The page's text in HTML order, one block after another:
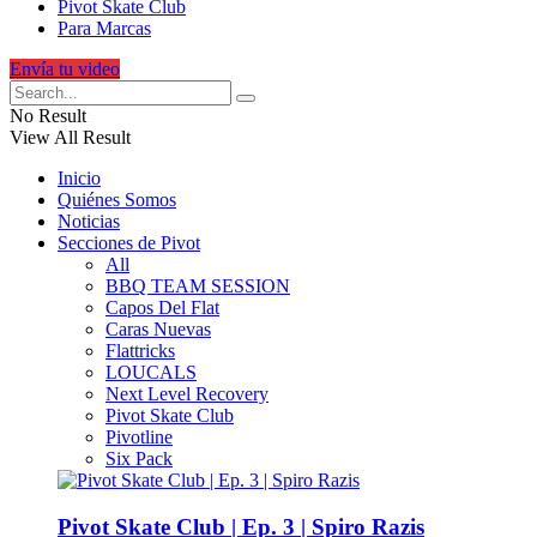
Pivot Skate Club
Para Marcas
Envía tu video
No Result
View All Result
Inicio
Quiénes Somos
Noticias
Secciones de Pivot
All
BBQ TEAM SESSION
Capos Del Flat
Caras Nuevas
Flattricks
LOUCALS
Next Level Recovery
Pivot Skate Club
Pivotline
Six Pack
Pivot Skate Club | Ep. 3 | Spiro Razis